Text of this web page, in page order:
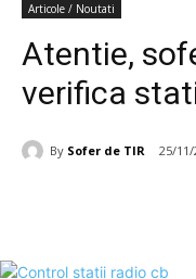
Articole / Noutati
Atentie,
verifica
By Sofer de TIR 25/11/